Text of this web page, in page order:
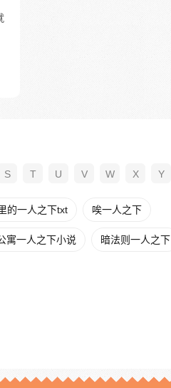
S T U V W X Y
的一人之下txt 唉一人之下
寓一人之下小说 暗法则一人之下